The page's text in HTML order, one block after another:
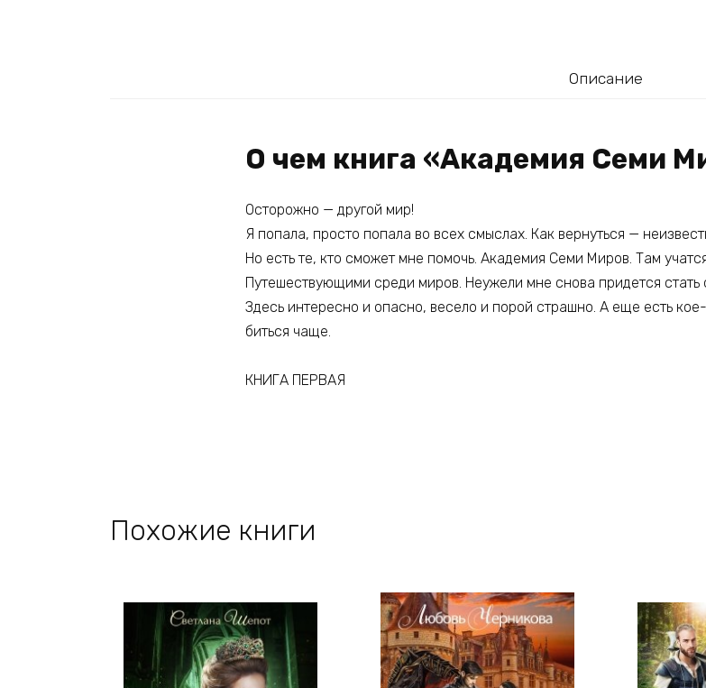
Описание
О чем книга «Академия Семи
Осторожно — другой мир!
Я попала, просто попала во всех смыслах. Как вернуться —
Но есть те, кто сможет мне помочь. Академия Семи Миров. Там
Путешествующими среди миров. Неужели мне снова придется стать
Здесь интересно и опасно, весело и порой страшно. А еще есть
биться чаще.
КНИГА ПЕРВАЯ
Похожие книги